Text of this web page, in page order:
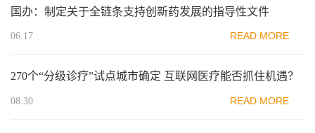
国办：制定关于全链条支持创新药发展的指导性文件
06.17 READ MORE
270个“分级诊疗”试点城市确定 互联网医疗能否抓住机遇？
08.30 READ MORE